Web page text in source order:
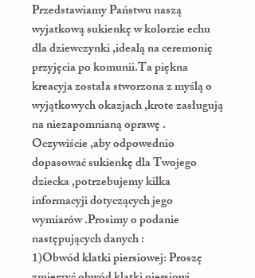
Przedstawiamy Państwu naszą
wyjatkową sukienkę w kolorzie echu
dla dziewczynki ,idealą na ceremonię
przyjęcia po komunii.Ta piękna
kreacyja została stworzona z myślą o
wyjątkowych okazjach ,krote zasługują
na niezapomnianą oprawę .
Oczywiście ,aby odpowednio
dopasować sukienkę dla Twojego
dziecka ,potrzebujemy kilka
informacyji dotyczących jego
wymiarów .Prosimy o podanie
następujących danych :
1)Obwód klatki piersiowej: Proszę